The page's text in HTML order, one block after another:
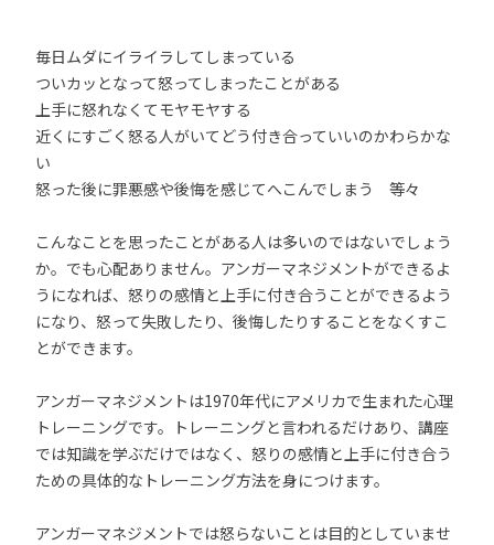
毎日ムダにイライラしてしまっている
ついカッとなって怒ってしまったことがある
上手に怒れなくてモヤモヤする
近くにすごく怒る人がいてどう付き合っていいのかわらかな
い
怒った後に罪悪感や後悔を感じてへこんでしまう 等々
こんなことを思ったことがある人は多いのではないでしょう
か。でも心配ありません。アンガーマネジメントができるよ
うになれば、怒りの感情と上手に付き合うことができるよう
になり、怒って失敗したり、後悔したりすることをなくすこ
とができます。
アンガーマネジメントは1970年代にアメリカで生まれた心理
トレーニングです。トレーニングと言われるだけあり、講座
では知識を学ぶだけではなく、怒りの感情と上手に付き合う
ための具体的なトレーニング方法を身につけます。
アンガーマネジメントでは怒らないことは目的としていませ